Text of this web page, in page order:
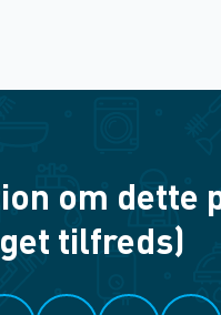
om dette
tilfreds)